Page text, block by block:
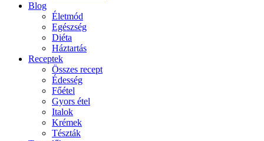
Blog
Életmód
Egészség
Diéta
Háztartás
Receptek
Összes recept
Édesség
Főétel
Gyors étel
Italok
Krémek
Tészták